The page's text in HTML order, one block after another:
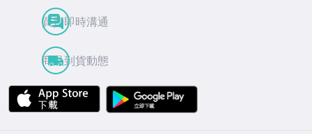
買賣即時溝通
商品到貨動態
APP Store